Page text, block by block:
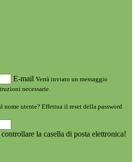
E-mail Verrà inviato un messaggio
necessarie.
nome utente? Effettua il reset della password
la casella di posta elettronica!